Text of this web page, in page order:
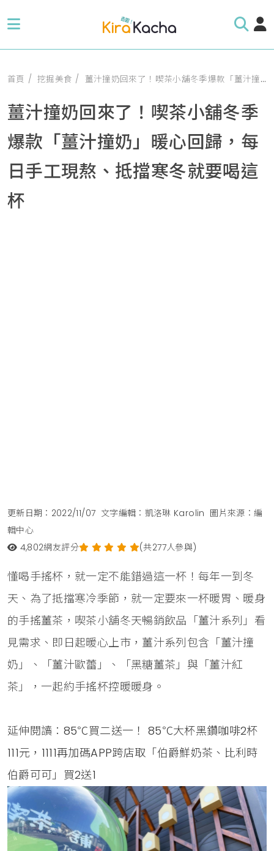
首頁 挖掘美食 薑汁撞奶回來了！喫茶小舖冬季爆款「薑汁撞奶」暖心回歸，每日手工現熬、抵擋寒冬就要喝這杯
薑汁撞奶回來了！喫茶小舖冬季
爆款「薑汁撞奶」暖心回歸，每
日手工現熬、抵擋寒冬就要喝這
杯
更新日期：2022/11/07 文字編輯：凱洛琳 Karolin 圖片來源：編
輯中心
4,802網友評分 (共277人參與)
懂喝手搖杯，就一定不能錯過這一杯！每年一到冬
天、為了抵擋寒冷季節，就一定要來一杯暖胃、暖身
的手搖薑茶，喫茶小舖冬天暢銷飲品「薑汁系列」看
見需求、即日起暖心上市，薑汁系列包含「薑汁撞
奶」、「薑汁歐蕾」、「黑糖薑茶」與「薑汁紅
茶」，一起約手搖杯控暖暖身。
延伸閱讀： 85℃買二送一！ 85℃大杯黑鑽咖啡2杯
111元，1111再加碼APP跨店取「伯爵鮮奶茶、比利時
伯爵可可」買2送1